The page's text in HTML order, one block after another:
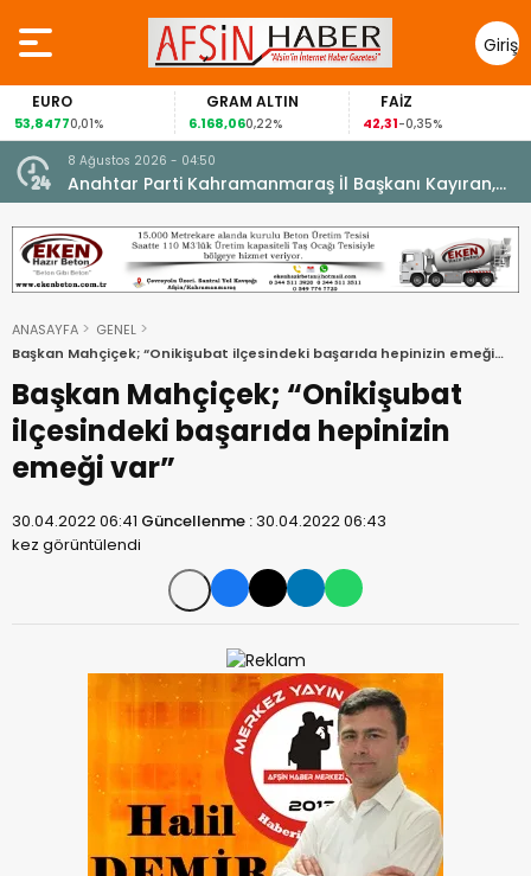
Giriş
Yap
0,01%
GRAM ALTIN
6.168,060,22%
FAİZ
42,31 -0,35%
8 Ağustos 2026 - 04:50
Anahtar Parti Kahramanmaraş İl Başkanı Kayıran,
Afşin Teşkilatı ile buluştu.
ANASAYFA
GENEL
Başkan Mahçiçek; “Onikişubat ilçesindeki başarıda hepinizin emeği
Başkan Mahçiçek; “Onikişubat
ilçesindeki başarıda hepinizin
emeği var”
30.04.2022 06:41 Güncellenme :30.04.2022 06:43
kez görüntülendi